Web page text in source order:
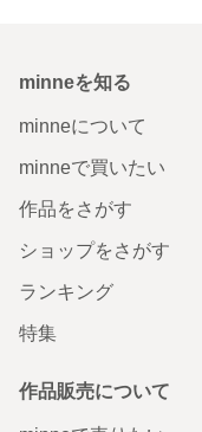
minneを知る
minneについて
minneで買いたい
作品をさがす
ショップをさがす
ランキング
特集
作品販売について